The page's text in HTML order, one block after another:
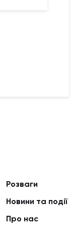
Розваги
Новини та події
Про нас